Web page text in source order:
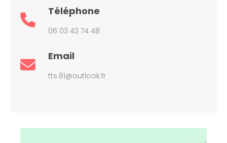
Téléphone
06 03 43 74 48
Email
tts.81@outlook.fr